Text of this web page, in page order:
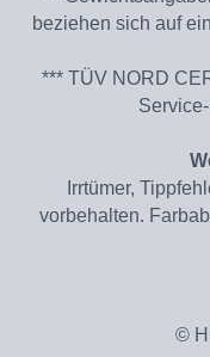
beziehen sich auf
*** TÜV NORD
Irrtümer,
vorbehalten.
©